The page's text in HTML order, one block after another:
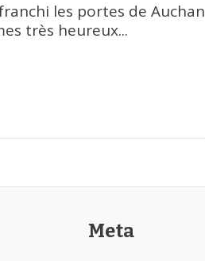
les portes de Auchan
très heureux...
Meta